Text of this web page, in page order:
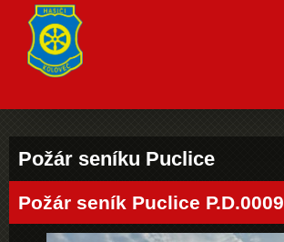
Požár seníku Puclice
Požár seník Puclice P.D.0009